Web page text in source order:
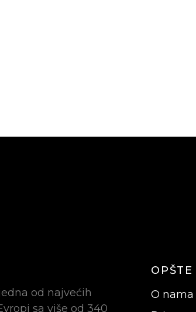
od najvećih
sa više od 340
OPŠTE
O nama